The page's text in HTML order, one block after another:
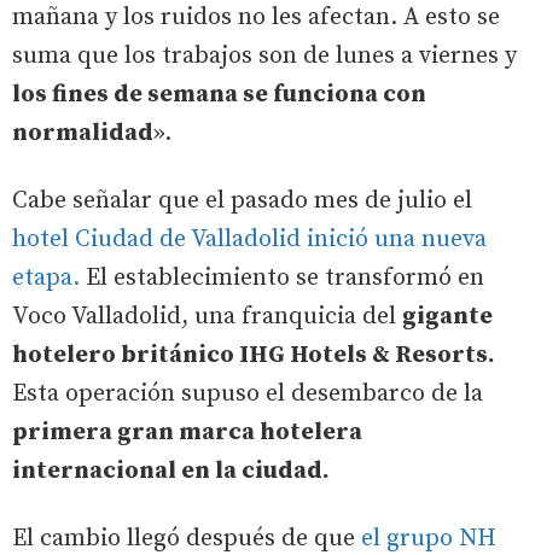
mañana y los ruidos no les afectan. A esto se
suma que los trabajos son de lunes a viernes y
los fines de semana se funciona con
normalidad».
Cabe señalar que el pasado mes de julio el
hotel Ciudad de Valladolid inició una nueva
etapa. El establecimiento se transformó en
Voco Valladolid, una franquicia del gigante
hotelero británico IHG Hotels & Resorts.
Esta operación supuso el desembarco de la
primera gran marca hotelera
internacional en la ciudad.
El cambio llegó después de que el grupo NH